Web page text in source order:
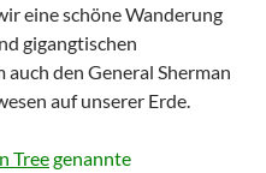
eine schöne Wanderung
gigangtischen
den General Sherman
auf unserer Erde.
Treegenannte